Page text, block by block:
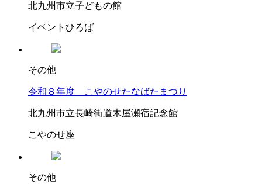
北九州市立子どもの館
イベントひろば
その他
令和８年度 こやのせたなばたまつり
北九州市立長崎街道木屋瀬宿記念館
こやのせ座
その他